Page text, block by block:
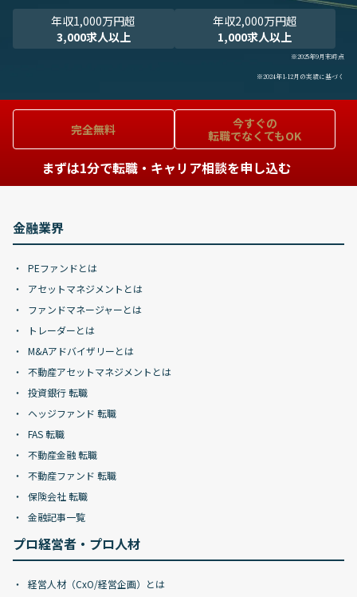
年収1,000万円超
3,000求人以上
年収2,000万円超
1,000求人以上
※2025年9月末時点
※2024年1-12月の実績に基づく
完全無料
今すぐの
転職でなくてもOK
まずは1分で転職・キャリア相談を申し込む
金融業界
PEファンドとは
アセットマネジメントとは
ファンドマネージャーとは
トレーダーとは
M&Aアドバイザリーとは
不動産アセットマネジメントとは
投資銀行 転職
ヘッジファンド 転職
FAS 転職
不動産金融 転職
不動産ファンド 転職
保険会社 転職
金融記事一覧
プロ経営者・プロ人材
経営人材（CxO/経営企画）とは